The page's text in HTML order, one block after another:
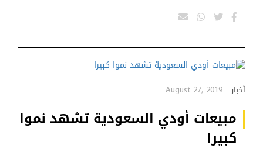
أخبار August 27, 2019
مبيعات أودي السعودية تشهد نموا
كبيرا